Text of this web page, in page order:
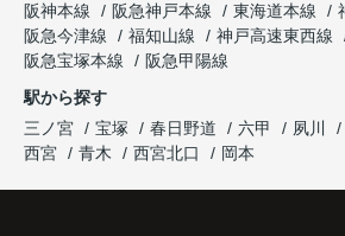
阪神本線
阪急神戸本線 東海道本線
阪急今津線
福知山線 神戸高速東西線
阪急宝塚本線
阪急甲陽線
駅から探す
三ノ宮
宝塚 春日野道 六甲 夙川
西宮
青木 西宮北口 岡本